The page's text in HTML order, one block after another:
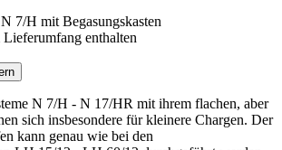
7/H mit Begasungskasten
Lieferumfang enthalten
N 7/H - N 17/HR mit ihrem flachen, aber
sich insbesondere für kleinere Chargen. Der
kann genau wie bei den